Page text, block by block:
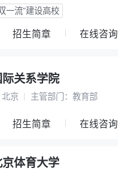
一流”建设高校
招生简章 在线咨询
际关系学院
北京 主管部门： 教育部
招生简章 在线咨询
体育大学